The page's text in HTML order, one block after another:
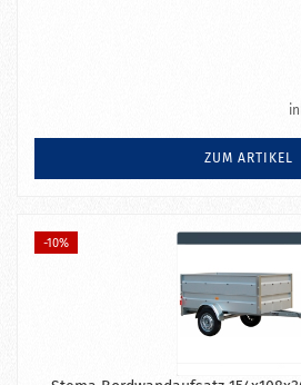
ZUM ARTIKEL
-10%